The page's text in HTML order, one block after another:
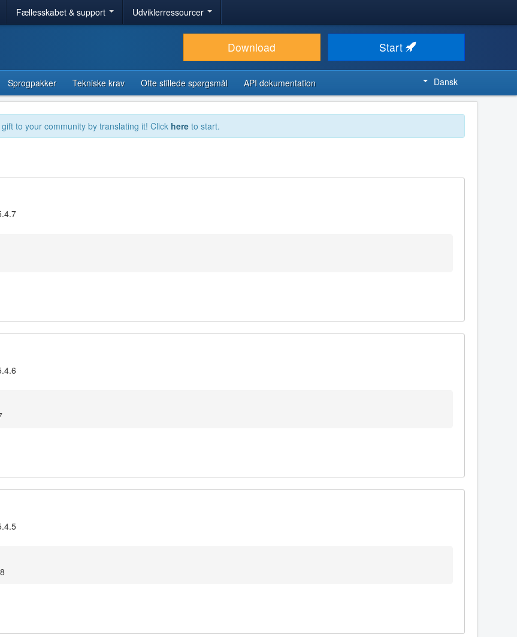
Fællesskabet & support Udviklerressourcer
Download Start
Sprogpakker Tekniske krav Ofte stillede spørgsmål API dokumentation Dansk
to your community by translating it! Click here to start.